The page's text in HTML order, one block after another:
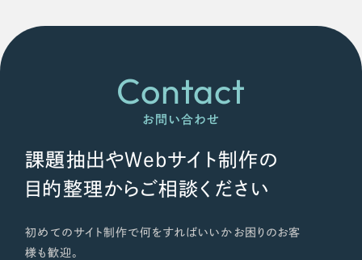
Contact
お問い合わせ
課題抽出やWebサイト制作の
目的整理からご相談ください
初めてのサイト制作で何をすればいいかお困りのお客
様も歓迎。